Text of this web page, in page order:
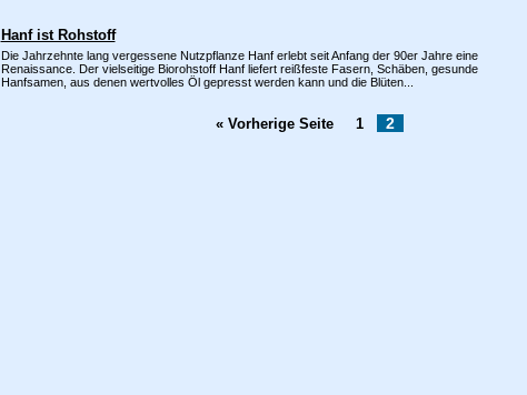
Hanf ist Rohstoff
Die Jahrzehnte lang vergessene Nutzpflanze Hanf erlebt seit Anfang der 90er Jahre eine
Renaissance. Der vielseitige Biorohstoff Hanf liefert reißfeste Fasern, Schäben, gesunde
Hanfsamen, aus denen wertvolles Öl gepresst werden kann und die Blüten...
« Vorherige Seite 1 2